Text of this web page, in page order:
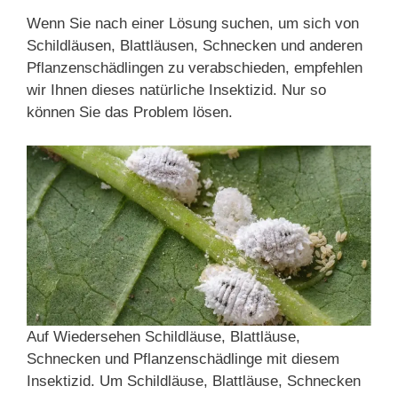
Wenn Sie nach einer Lösung suchen, um sich von
Schildläusen, Blattläusen, Schnecken und anderen
Pflanzenschädlingen zu verabschieden, empfehlen
wir Ihnen dieses natürliche Insektizid. Nur so
können Sie das Problem lösen.
Auf Wiedersehen Schildläuse, Blattläuse,
Schnecken und Pflanzenschädlinge mit diesem
Insektizid. Um Schildläuse, Blattläuse, Schnecken